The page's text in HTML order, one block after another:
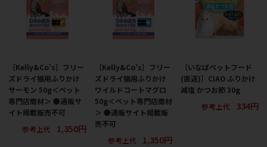
［Kelly&Co's］フリー
ズドライ猫用ふりかけ
サーモン 50g＜ペット
専門店商材＞ ●通販サ
イト掲載販売不可
参考上代
1,350円
［Kelly&Co's］フリー
ズドライ猫用ふりかけ
ワイルドコートマグロ
50g＜ペット専門店商材
＞ ●通販サイト掲載販
売不可
参考上代
1,350円
［いなばペットフード
(直送)］CIAO ふりかけ
減塩 かつお節 30g
参考上代
334円